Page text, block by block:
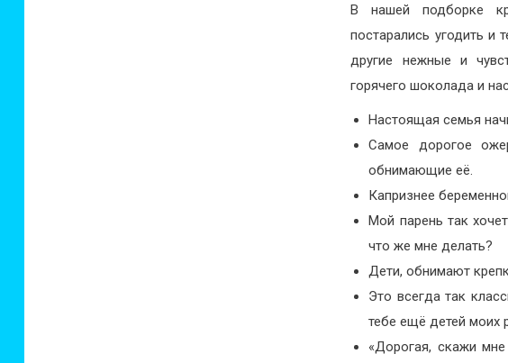
В нашей подборке
постарались угодить и
другие нежные и
горячего шоколада и
Настоящая семья
Самое дорогое
обнимающие её.
Капризнее
Мой парень так
что же мне делать?
Дети, обнимают
Это всегда так
тебе ещё детей моих
«Дорогая, скажи